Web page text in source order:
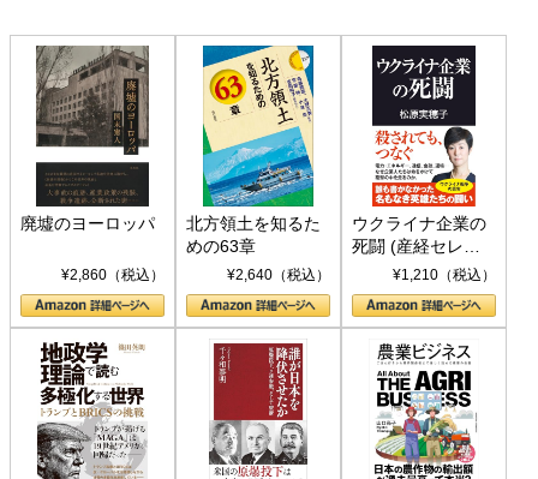
廃墟のヨーロッパ
¥2,860（税込）
北方領土を知るた
めの63章
¥2,640（税込）
ウクライナ企業の
死闘 (産経セレク
ト S 039)¥1,210（税込）